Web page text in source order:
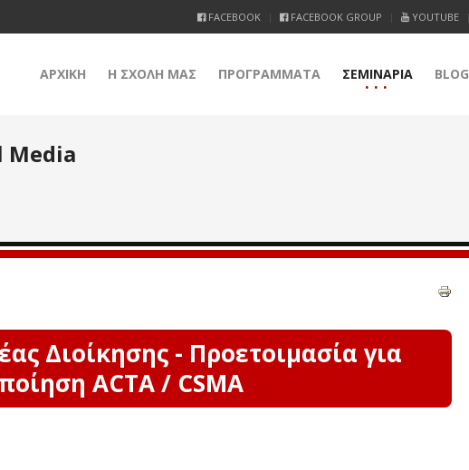
FACEBOOK FACEBOOK GROUP YOUTUBE
ΑΡΧΙΚΗ Η ΣΧΟΛΗ ΜΑΣ ΠΡΟΓΡΑΜΜΑΤΑ ΣΕΜΙΝΑΡΙΑ BLOG
Media
Διοίκησης - Προετοιμασία για
ACTA / CSMA